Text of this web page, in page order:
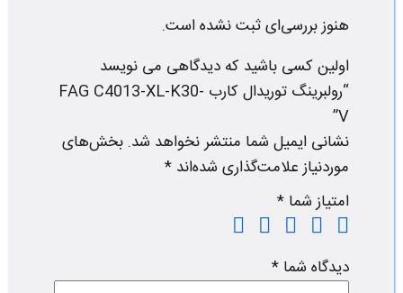
هنوز بررسی‌ای ثبت نشده است.
اولین کسی باشید که دیدگاهی می نویسد
“رولبرینگ توریدال کارب FAG C4013-XL-K30-
V”
نشانی ایمیل شما منتشر نخواهد شد. بخش‌های
موردنیاز علامت‌گذاری شده‌اند *
امتیاز شما *
دیدگاه شما *